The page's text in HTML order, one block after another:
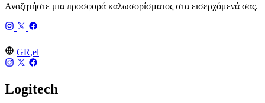
Αναζητήστε μια προσφορά καλωσορίσματος στα εισερχόμενά σας.
GR,el
Logitech